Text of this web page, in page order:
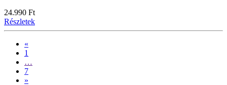
24.990 Ft
Részletek
«
1
…
7
»